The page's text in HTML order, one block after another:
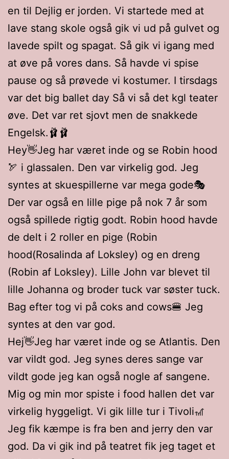
en til Dejlig er jorden. Vi startede med at
lave stang skole også gik vi ud på gulvet og
lavede spilt og spagat. Så gik vi igang med
at øve på vores dans. Så havde vi spise
pause og så prøvede vi kostumer. I tirsdags
var det big ballet day Så vi så det kgl teater
øve. Det var ret sjovt men de snakkede
Engelsk.🩰🩰
Hey👋Jeg har været inde og se Robin hood
🏹 i glassalen. Den var virkelig god. Jeg
syntes at skuespillerne var mega gode🎭
Der var også en lille pige på nok 7 år som
også spillede rigtig godt. Robin hood havde
de delt i 2 roller en pige (Robin
hood(Rosalinda af Loksley) og en dreng
(Robin af Loksley). Lille John var blevet til
lille Johanna og broder tuck var søster tuck.
Bag efter tog vi på coks and cows🍔 Jeg
syntes at den var god.
Hej👋Jeg har været inde og se Atlantis. Den
var vildt god. Jeg synes deres sange var
vildt gode jeg kan også nogle af sangene.
Mig og min mor spiste i food hallen det var
virkelig hyggeligt. Vi gik lille tur i Tivoli🎢
Jeg fik kæmpe is fra ben and jerry den var
god. Da vi gik ind på teatret fik jeg taget et